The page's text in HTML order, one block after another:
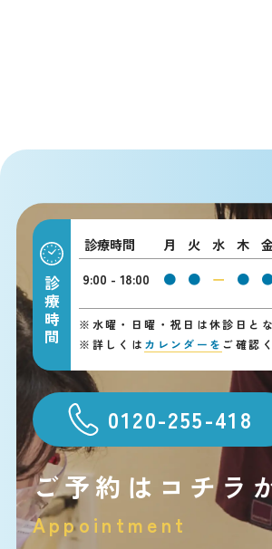
診療時間
診療時間 月 火 水 木
9:00 - 18:00
● ● ー ●
※ 水曜・日曜・祝日は休診日と
※ 詳しくは カレンダーを ご確認
0120-255-418
ご予約はコチラ
Appointment